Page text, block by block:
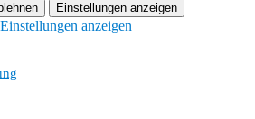
Einstellungen anzeigen
Einstellungen anzeigen